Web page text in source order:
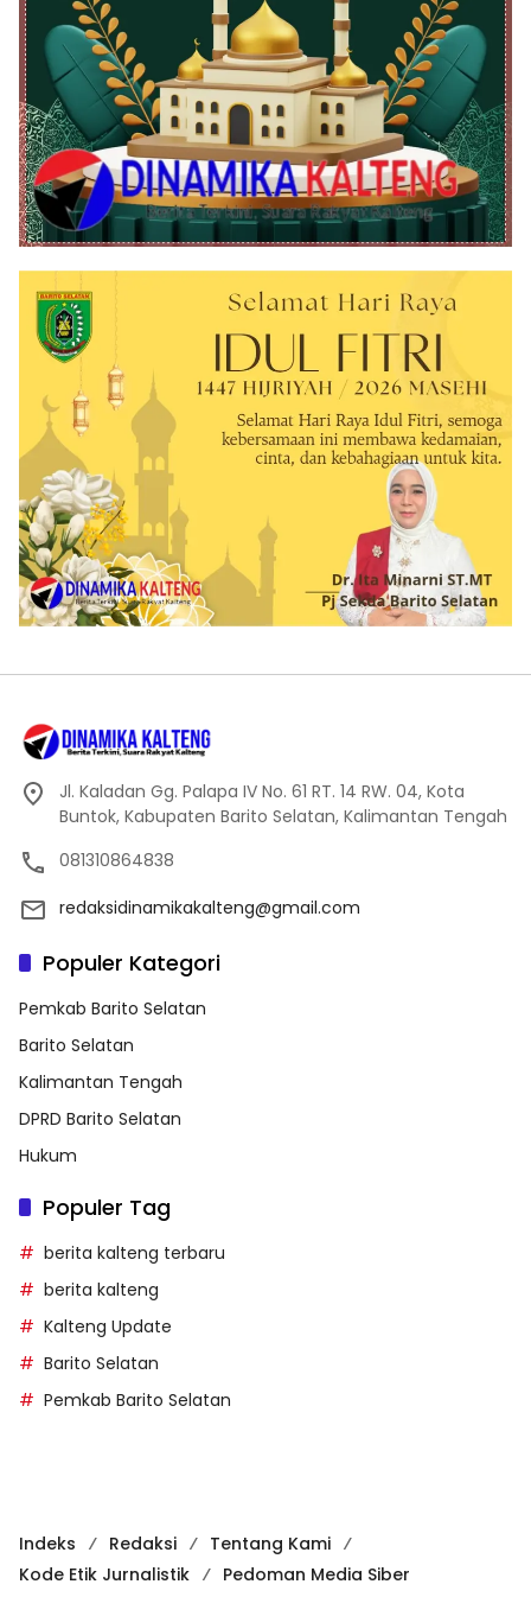
Jl. Kaladan Gg. Palapa IV No. 61 RT. 14 RW. 04, Kota
Buntok, Kabupaten Barito Selatan, Kalimantan Tengah
081310864838
redaksidinamikakalteng@gmail.com
Populer Kategori
Pemkab Barito Selatan
Barito Selatan
Kalimantan Tengah
DPRD Barito Selatan
Hukum
Populer Tag
berita kalteng terbaru
berita kalteng
Kalteng Update
Barito Selatan
Pemkab Barito Selatan
Indeks Redaksi
Tentang Kami
Kode Etik Jurnalistik
Pedoman Media Siber